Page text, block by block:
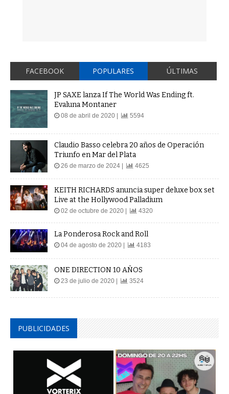
FACEBOOK POPULARES ÚLTIMAS
JP SAXE lanza If The World Was Ending ft.
Evaluna Montaner
08 de abril de 2020 | 5594
Claudio Basso celebra 20 años de Operación
Triunfo en Mar del Plata
26 de marzo de 2024 | 4625
KEITH RICHARDS anuncia super deluxe box set
Live at the Hollywood Palladium
02 de octubre de 2020 | 4320
La Ponderosa Rock and Roll
04 de agosto de 2020 | 4183
ONE DIRECTION 10 AÑOS
23 de julio de 2020 | 3524
PUBLICIDADES